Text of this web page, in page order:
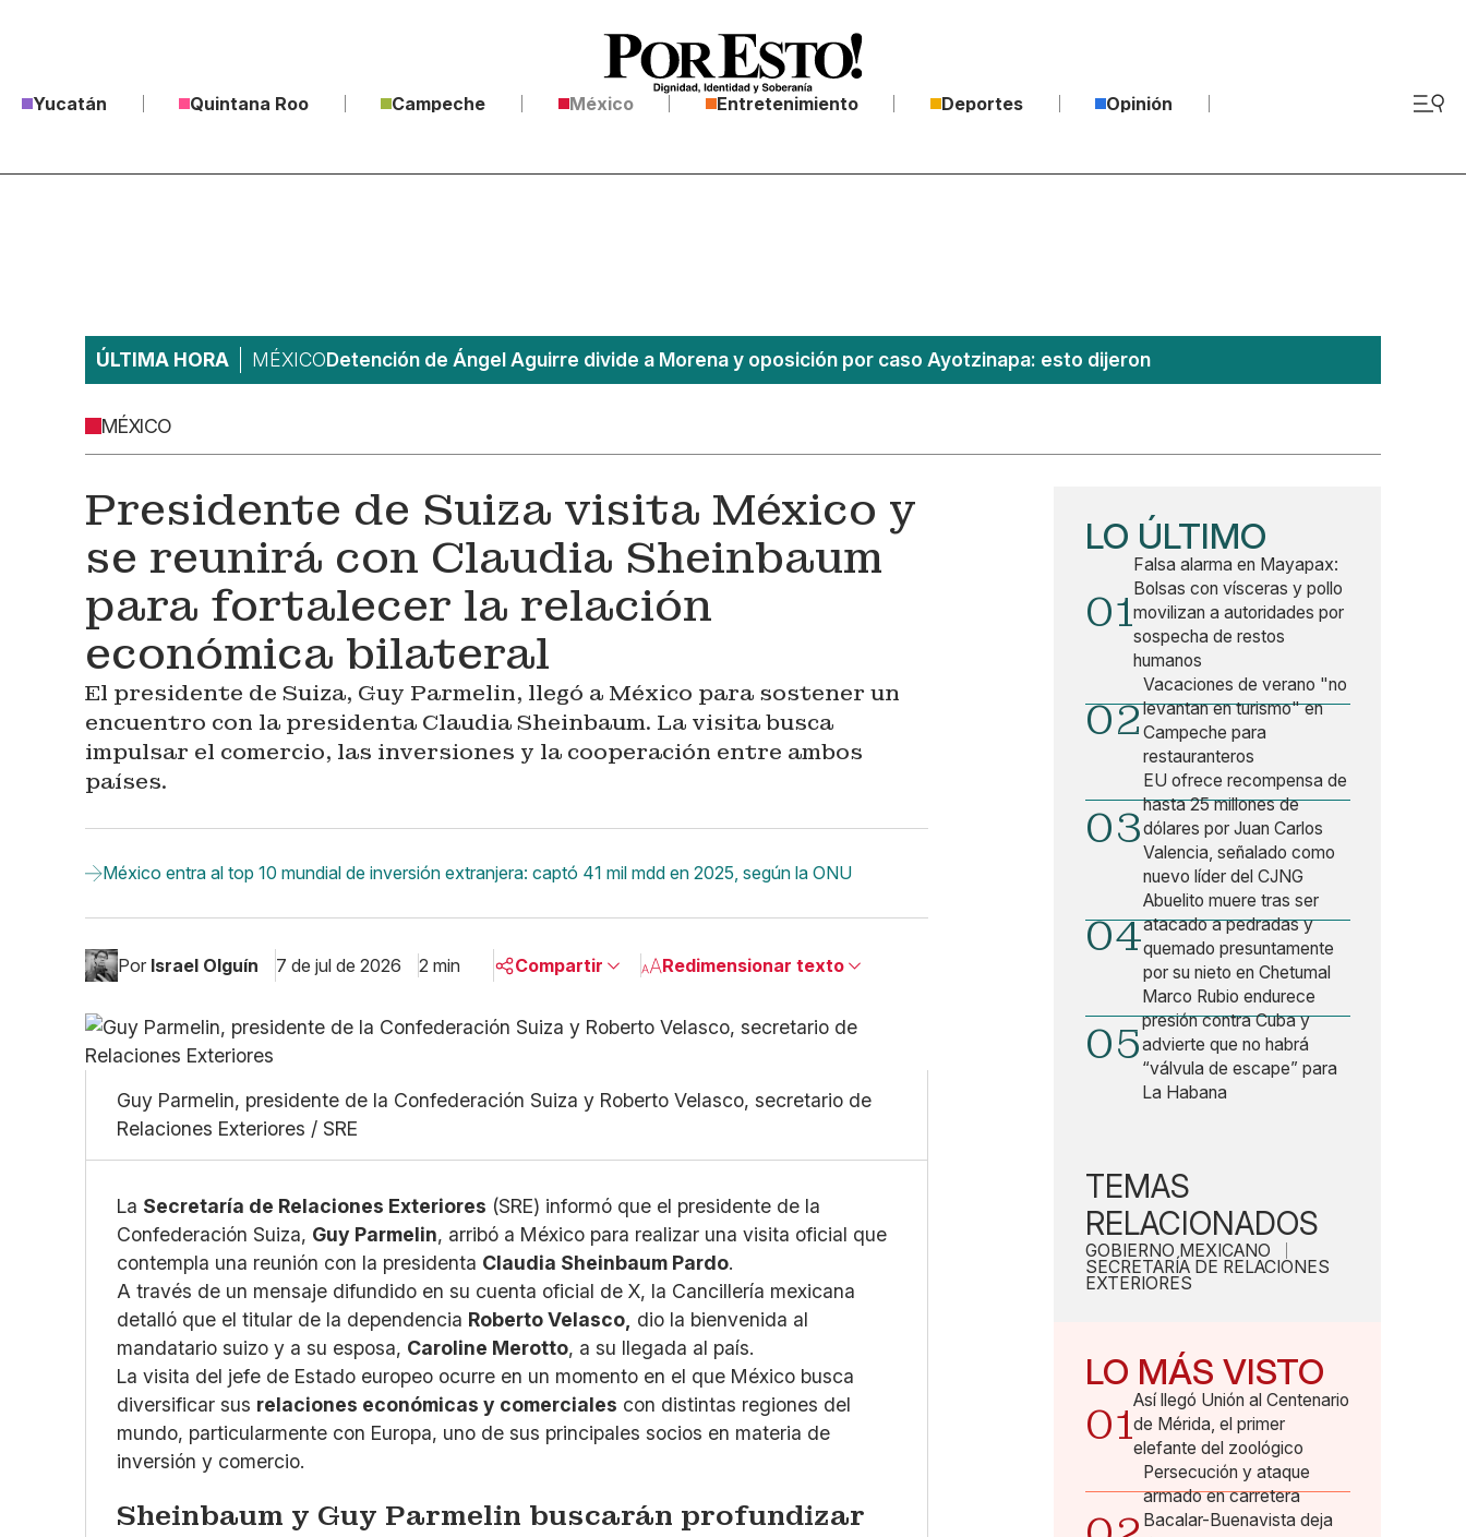
Yucatán Quintana Roo Campeche México Entretenimiento Deportes Opinión
ÚLTIMA HORA MÉXICODetención de Ángel Aguirre divide a Morena y oposición por caso Ayotzinapa: esto dijeron
MÉXICO
Presidente de Suiza visita México y
se reunirá con Claudia Sheinbaum
para fortalecer la relación
económica bilateral
El presidente de Suiza, Guy Parmelin, llegó a México para sostener un
encuentro con la presidenta Claudia Sheinbaum. La visita busca
impulsar el comercio, las inversiones y la cooperación entre ambos
países.
México entra al top 10 mundial de inversión extranjera: captó 41 mil mdd en 2025, según la ONU
Por Israel Olguín 7 de jul de 2026 2 min Compartir
Linkedin
Whatsapp
Redimensionar texto
Pequeño
Guy Parmelin, presidente de la Confederación Suiza y Roberto Velasco, secretario de
Relaciones Exteriores / SRE
La Secretaría de Relaciones Exteriores (SRE) informó que el presidente de la
Confederación Suiza, Guy Parmelin, arribó a México para realizar una visita oficial que
contempla una reunión con la presidenta Claudia Sheinbaum Pardo.
A través de un mensaje difundido en su cuenta oficial de X, la Cancillería mexicana
detalló que el titular de la dependencia Roberto Velasco, dio la bienvenida al
mandatario suizo y a su esposa, Caroline Merotto, a su llegada al país.
La visita del jefe de Estado europeo ocurre en un momento en el que México busca
diversificar sus relaciones económicas y comerciales con distintas regiones del
mundo, particularmente con Europa, uno de sus principales socios en materia de
inversión y comercio.
Sheinbaum y Guy Parmelin buscarán profundizar
LO ÚLTIMO
01
Falsa alarma en Mayapax:
Bolsas con vísceras y pollo
movilizan a autoridades por
sospecha de restos
humanos
02
Vacaciones de verano "no
levantan en turismo" en
Campeche para
restauranteros
03
EU ofrece recompensa de
hasta 25 millones de
dólares por Juan Carlos
Valencia, señalado como
nuevo líder del CJNG
04
Abuelito muere tras ser
atacado a pedradas y
quemado presuntamente
por su nieto en Chetumal
05
Marco Rubio endurece
presión contra Cuba y
advierte que no habrá
“válvula de escape” para
La Habana
TEMAS
RELACIONADOS
GOBIERNO MEXICANO
SECRETARÍA DE RELACIONES
EXTERIORES
LO MÁS VISTO
01Así llegó Unión al Centenario
de Mérida, el primer
elefante del zoológico
Persecución y ataque
armado en carretera
Bacalar-Buenavista deja